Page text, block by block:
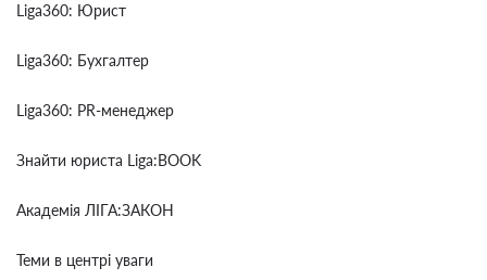
Liga360: Юрист
Liga360: Бухгалтер
Liga360: PR-менеджер
Знайти юриста Liga:BOOK
Академія ЛІГА:ЗАКОН
Теми в центрі уваги